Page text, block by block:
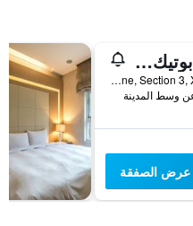
هوايانج بوتيك هوت سبرينج ريزورت
No. 3, Baodao Lane, Section 3, Xinwu Road, اكسينديان, تايوان
عرض الصفقة